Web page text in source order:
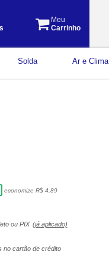
Meu
Carrinho
Solda Ar e Clima
economize R$ 4,89
ou PIX (já aplicado)
no cartão de crédito